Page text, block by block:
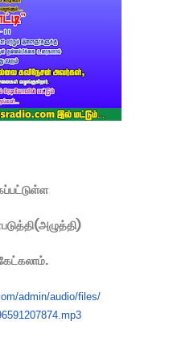
admin/audio/files/
mp3